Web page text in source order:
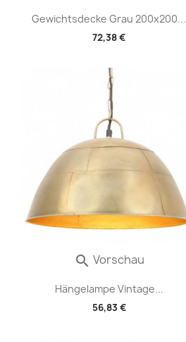
Gewichtsdecke Grau 200x200...
72,38 €
Hängelampe Vintage...
56,83 €
 Vorschau